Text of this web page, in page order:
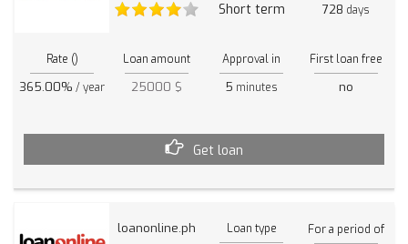
Short term 728 days
Rate ()
365.00% / year
Loan amount
25000 $
Approval in
5 minutes
First loan free
no
Get loan
loanonline.ph Loan type For a period of